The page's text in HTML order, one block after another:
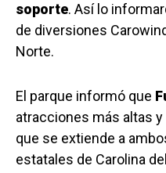
soporte. Así lo
de diversiones
Norte.
El parque informó que
atracciones más altas
que se extiende a
estatales de Carolina